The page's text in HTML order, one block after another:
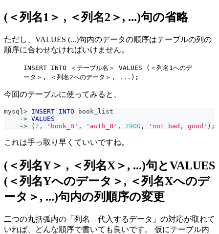
(＜列名1＞ , ＜列名2＞, ...)句の省略
ただし、VALUES (...)句内のデータの順序はテーブルの列の
順序に合わせなければいけません。
INSERT INTO ＜テーブル名＞ VALUES (＜列名1へのデ
ータ＞, ＜列名2へのデータ＞, ...);
今回のテーブルに使ってみると、
mysql > INSERT INTO book_list
-> VALUES
-> ( 2 , 'book_B' , 'auth_B' , 2900 , 'not bad, good' ) ;
これは手っ取り早くていいですね。
(＜列名Y＞ , ＜列名X＞, ...)句とVALUES
(＜列名Yへのデータ＞, ＜列名Xへのデ
ータ＞, ...)句内の列順序の変更
二つの丸括弧内の「列名―代入するデータ」の対応が取れて
いれば、どんな順序で書いても良いです。 仮にテーブル内